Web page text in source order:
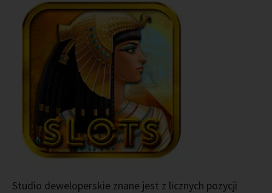
Studio deweloperskie znane jest z licznych pozycji